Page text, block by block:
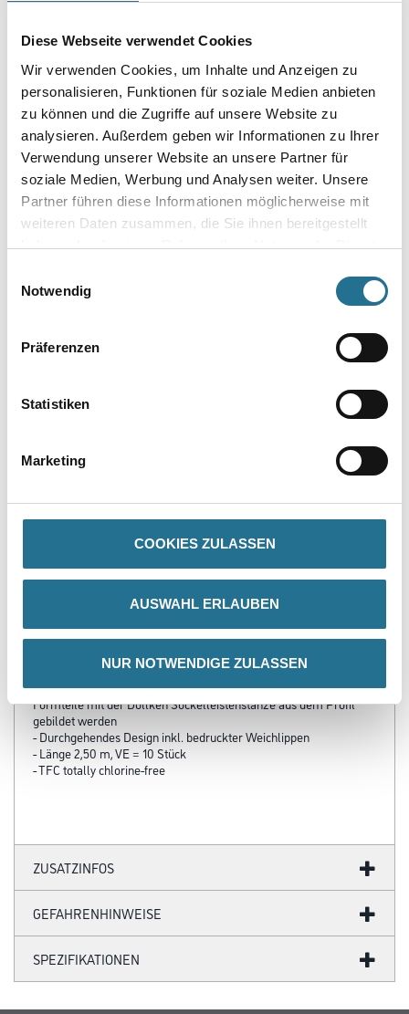
Diese Webseite verwendet Cookies
Wir verwenden Cookies, um Inhalte und Anzeigen zu
personalisieren, Funktionen für soziale Medien anbieten
zu können und die Zugriffe auf unsere Website zu
analysieren. Außerdem geben wir Informationen zu Ihrer
Verwendung unserer Website an unsere Partner für
soziale Medien, Werbung und Analysen weiter. Unsere
Partner führen diese Informationen möglicherweise mit
weiteren Daten zusammen, die Sie ihnen bereitgestellt
haben oder die sie im Rahmen Ihrer Nutzung der Dienste
Notwendig
Präferenzen
Statistiken
Marketing
COOKIES ZULASSEN
AUSWAHL ERLAUBEN
NUR NOTWENDIGE ZULASSEN
VIELLEICHT GEFÄLLT IHNEN AUCH...
320ml Standard
Bitte einloggen, um Preise zu
sehen
MPlus Kniekissen
Bitte einloggen, um Preise zu
sehen
PRODUKTEIGENSCHAFTEN
Produkteigenschaft
- HDF Kern, ummantelt mit dem chlorfreien Polyblend auf Basis
PP/TPE, mit flexibler Weichlippe oben und unten
- Innen-/Außenecken sowie Profilenden können ohne zusätzliche
Formteile mit der Döllken Sockelleistenstanze aus dem Profil
gebildet werden
- Durchgehendes Design inkl. bedruckter Weichlippen
- Länge 2,50 m, VE = 10 Stück
- TFC totally chlorine-free
ZUSATZINFOS
GEFAHRENHINWEISE
SPEZIFIKATIONEN